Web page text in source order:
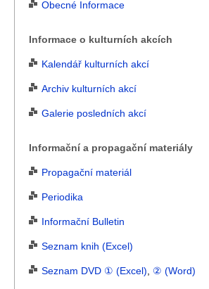
Obecné Informace
Informace o kulturních akcích
Kalendář kulturních akcí
Archiv kulturních akcí
Galerie posledních akcí
Informační a propagační materiály
Propagační materiál
Periodika
Informační Bulletin
Seznam knih (Excel)
Seznam DVD ① (Excel) ② (Word)